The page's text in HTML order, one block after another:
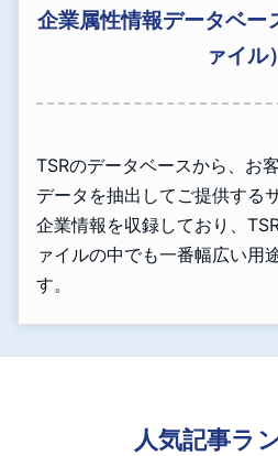
企業属性情報データベー
ァイル）
TSRのデータベースから、お
データを抽出してご提供する
企業情報を収録しており、
ァイルの中でも一番幅広い用
す。
人気記事ラ